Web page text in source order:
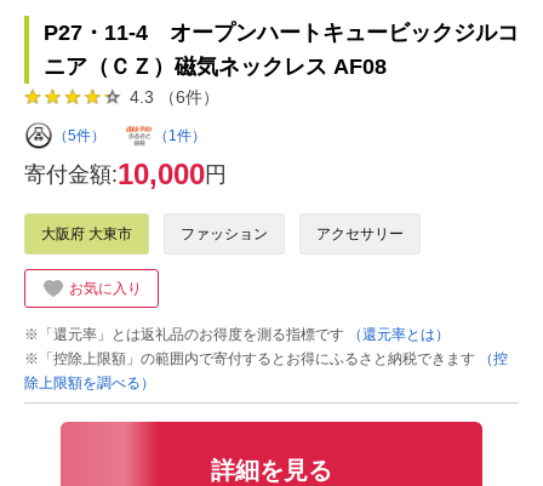
P27・11-4 オープンハートキュービックジルコ
ニア（ＣＺ）磁気ネックレス AF08
4.3 （6件）
（5件） （1件）
寄付金額:10,000円
大阪府 大東市 ファッション アクセサリー
お気に入り
※「還元率」とは返礼品のお得度を測る指標です
（還元率とは）
※「控除上限額」の範囲内で寄付するとお得にふるさと納税できます
（控
除上限額を調べる）
詳細を見る